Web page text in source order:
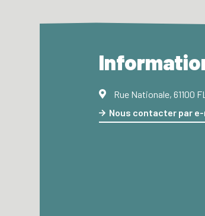
Rue Nationale, 61100
Nous contacter par